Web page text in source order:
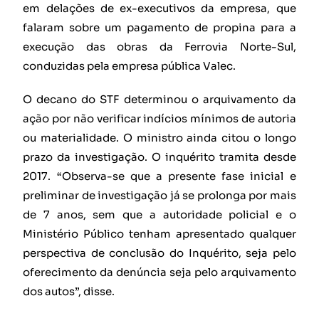
em delações de ex-executivos da empresa, que
falaram sobre um pagamento de propina para a
execução das obras da Ferrovia Norte-Sul,
conduzidas pela empresa pública Valec.
O decano do STF determinou o arquivamento da
ação por não verificar indícios mínimos de autoria
ou materialidade. O ministro ainda citou o longo
prazo da investigação. O inquérito tramita desde
2017. “Observa-se que a presente fase inicial e
preliminar de investigação já se prolonga por mais
de 7 anos, sem que a autoridade policial e o
Ministério Público tenham apresentado qualquer
perspectiva de conclusão do Inquérito, seja pelo
oferecimento da denúncia seja pelo arquivamento
dos autos”, disse.